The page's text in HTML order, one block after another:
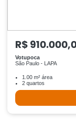
R$
Votupoca
São Paulo - LAPA
1.00 m² área
2 quartos